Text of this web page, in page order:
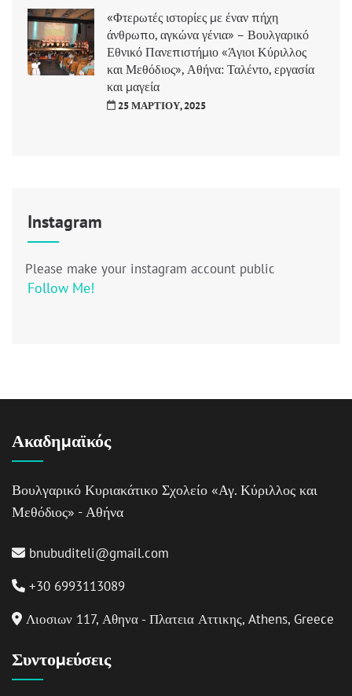
«Φτερωτές ιστορίες με έναν πήχη
άνθρωπο, αγκώνα γένια» – Βουλγαρικό
Εθνικό Πανεπιστήμιο «Άγιοι Κύριλλος
και Μεθόδιος», Αθήνα: Ταλέντο, εργασία
και μαγεία
25 ΜΑΡΤΊΟΥ, 2025
Instagram
Please make your instagram account public
Follow Me!
Ακαδημαϊκός
Βουλγαρικό Κυριακάτικο Σχολείο «Αγ. Κύριλλος και
Μεθόδιος» - Αθήνα
bnubuditeli@gmail.com
+30 6993113089
Λιοσιων 117, Αθηνα - Πλατεια Αττικης, Athens, Greece
Συντομεύσεις